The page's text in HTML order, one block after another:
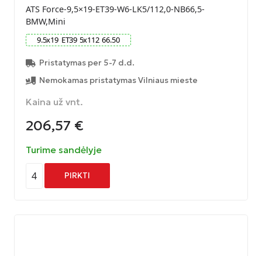
ATS Force-9,5×19-ET39-W6-LK5/112,0-NB66,5-
BMW,Mini
9.5x19 ET39 5x112 66.50
Pristatymas per 5-7 d.d.
Nemokamas pristatymas Vilniaus mieste
Kaina už vnt.
206,57 €
Turime sandėlyje
4 PIRKTI